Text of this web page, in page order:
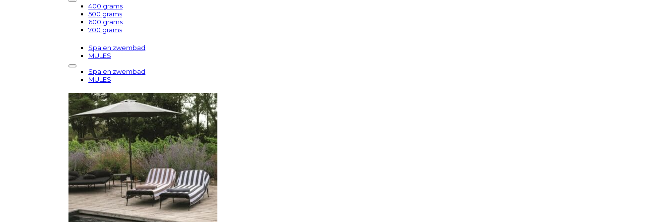
400 grams
500 grams
600 grams
700 grams
Spa en zwembad
MULES
Spa en zwembad
MULES